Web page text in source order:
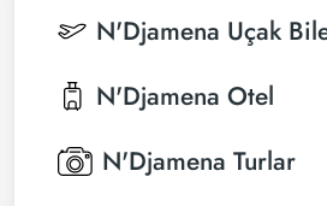
N'Djamena Uçak
N'Djamena Otel
N'Djamena Turlar